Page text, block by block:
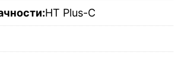
HT Plus-C